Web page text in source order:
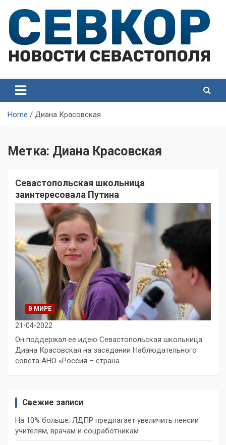
content
Севастополя
Севастополя
Home Диана Красовская
Метка: Диана Красовская
Севастопольская школьница
заинтересовала Путина
В МИРЕ
21-04-2022
Он поддержал ее идею Севастопольская школьница
Диана Красовская на заседании Наблюдательного
совета АНО «Россия – страна…
Свежие записи
На 10% больше: ЛДПР предлагает увеличить пенсии
учителям, врачам и соцработникам